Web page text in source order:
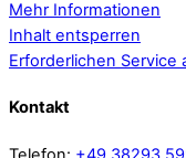
Mehr Informationen
Inhalt entsperren
Erforderlichen
Kontakt